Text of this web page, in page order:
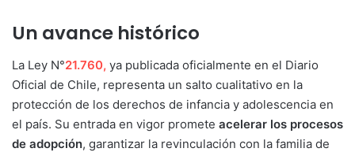
Un avance histórico
La Ley N°21.760, ya publicada oficialmente en el Diario
Oficial de Chile, representa un salto cualitativo en la
protección de los derechos de infancia y adolescencia en
el país. Su entrada en vigor promete acelerar los procesos
de adopción, garantizar la revinculación con la familia de